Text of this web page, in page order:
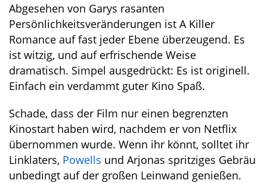
Abgesehen von Garys rasanten
Persönlichkeitsveränderungen ist A Killer
Romance auf fast jeder Ebene überzeugend. Es
ist witzig, und auf erfrischende Weise
dramatisch. Simpel ausgedrückt: Es ist originell.
Einfach ein verdammt guter Kino Spaß.
Schade, dass der Film nur einen begrenzten
Kinostart haben wird, nachdem er von Netflix
übernommen wurde. Wenn ihr könnt, solltet ihr
Linklaters, Powells und Arjonas spritziges Gebräu
unbedingt auf der großen Leinwand genießen.